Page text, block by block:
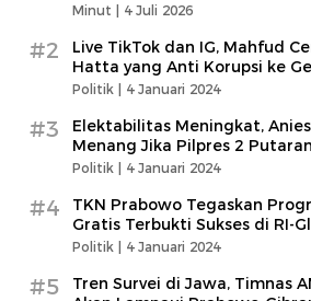
Minut | 4 Juli 2026
#2
Live TikTok dan IG, Mahfud
Hatta yang Anti Korupsi ke
Politik | 4 Januari 2024
#3
Elektabilitas Meningkat,
Menang Jika Pilpres 2 Putaran
Politik | 4 Januari 2024
#4
TKN Prabowo Tegaskan
Gratis Terbukti Sukses di RI-
Politik | 4 Januari 2024
#5
Tren Survei di Jawa, Timnas